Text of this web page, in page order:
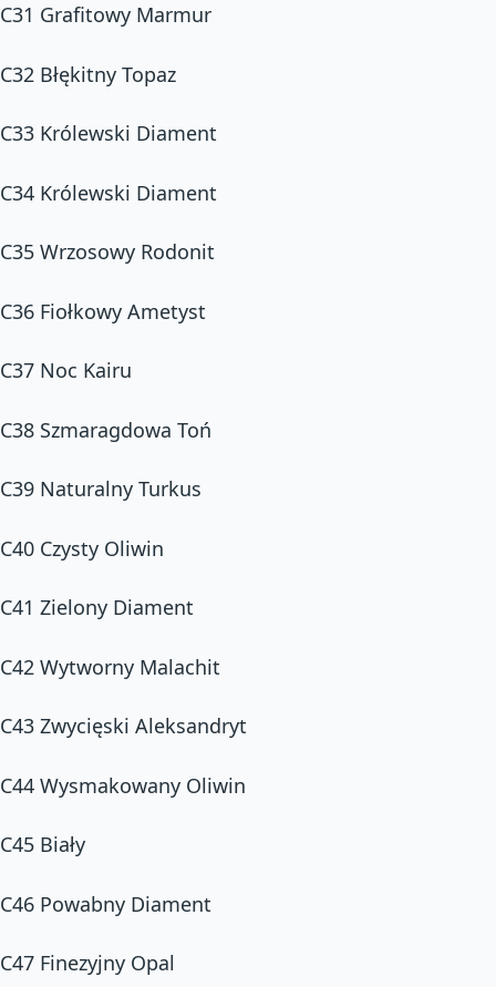
C31 Grafitowy Marmur
C32 Błękitny Topaz
C33 Królewski Diament
C34 Królewski Diament
C35 Wrzosowy Rodonit
C36 Fiołkowy Ametyst
C37 Noc Kairu
C38 Szmaragdowa Toń
C39 Naturalny Turkus
C40 Czysty Oliwin
C41 Zielony Diament
C42 Wytworny Malachit
C43 Zwycięski Aleksandryt
C44 Wysmakowany Oliwin
C45 Biały
C46 Powabny Diament
C47 Finezyjny Opal